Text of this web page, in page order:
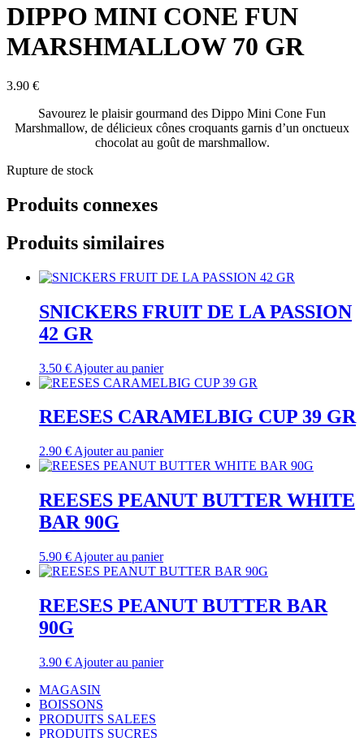
DIPPO MINI CONE FUN
MARSHMALLOW 70 GR
3.90 €
Savourez le plaisir gourmand des Dippo Mini Cone Fun
Marshmallow, de délicieux cônes croquants garnis d’un onctueux
chocolat au goût de marshmallow.
Rupture de stock
Produits connexes
Produits similaires
SNICKERS FRUIT DE LA PASSION
42 GR
3.50 € Ajouter au panier
REESES CARAMELBIG CUP 39 GR
2.90 € Ajouter au panier
REESES PEANUT BUTTER WHITE
BAR 90G
5.90 € Ajouter au panier
REESES PEANUT BUTTER BAR
90G
3.90 € Ajouter au panier
MAGASIN
BOISSONS
PRODUITS SALEES
PRODUITS SUCRES